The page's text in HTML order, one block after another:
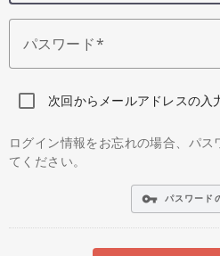
パスワード
次回からメールアドレスの入
ログイン情報をお忘れの場合、パ
てください。
vpn_key パスワード